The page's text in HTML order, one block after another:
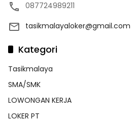
087724989211
tasikmalayaloker@gmail.com
Kategori
Tasikmalaya
SMA/SMK
LOWONGAN KERJA
LOKER PT